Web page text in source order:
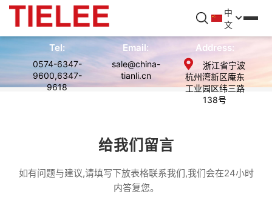
中
文
Tel:
0574-6347-
9600,6347-
9618
Email:
sale@china-
tianli.cn
Address:
浙江省宁波
杭州湾新区庵东
工业园区纬三路
138号
给我们留言
如有问题与建议,请填写下放表格联系我们,我们会在24小时
内答复您。